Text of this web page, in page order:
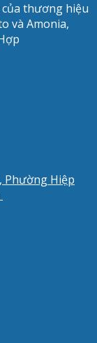
thương hiệu
và Amonia,
Phường Hiệp